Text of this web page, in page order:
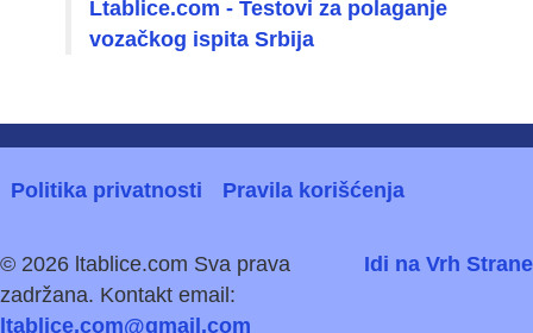
Ltablice.com - Testovi za polaganje
vozačkog ispita Srbija
Politika privatnosti Pravila korišćenja
Idi na Vrh Strane
© 2026 ltablice.com Sva prava
zadržana. Kontakt email:
ltablice.com@gmail.com